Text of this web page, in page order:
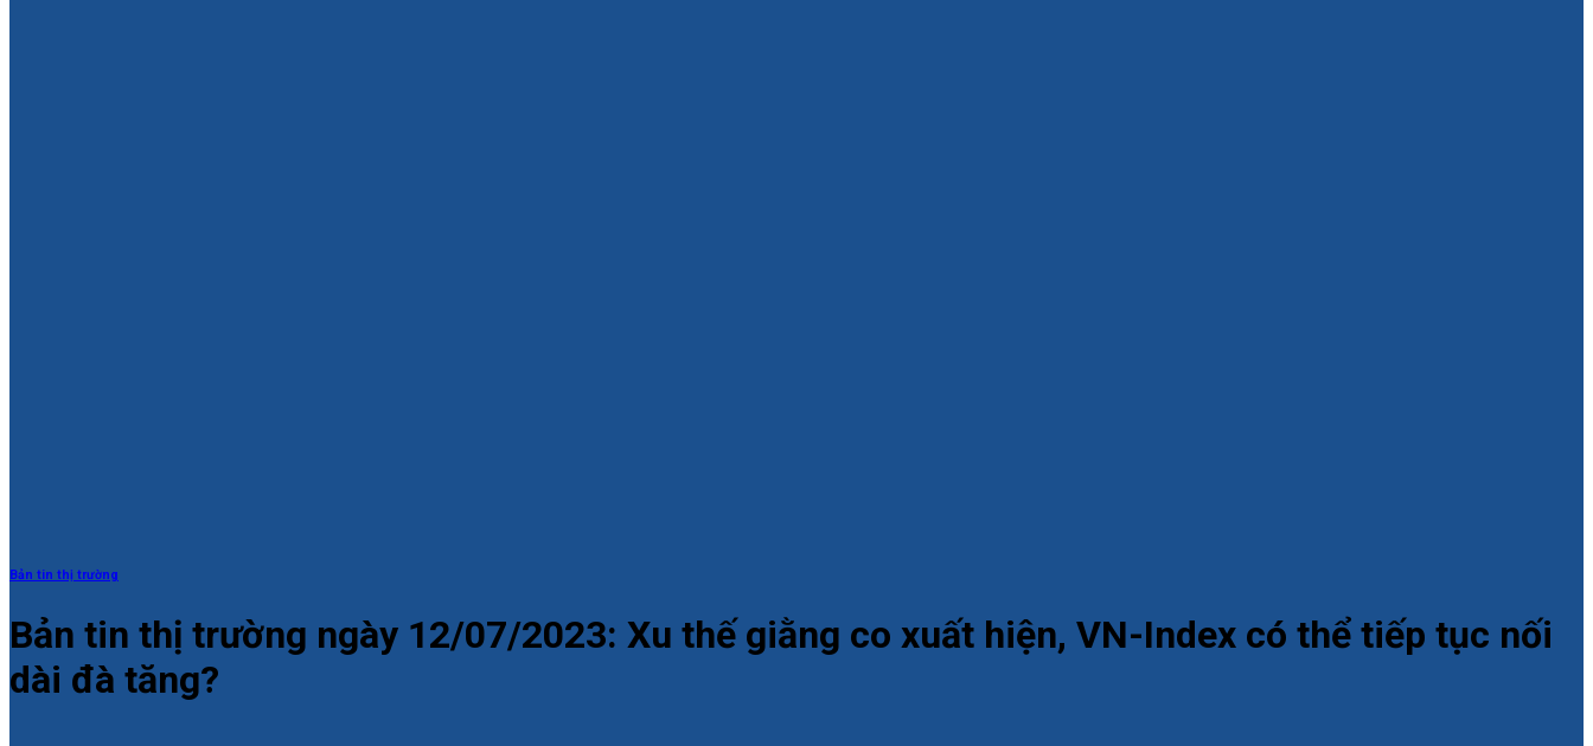
Bản tin thị trường
Bản tin thị trường ngày 12/07/2023: Xu thế giằng co xuất hiện, VN-Index có thể tiếp tục nối
dài đà tăng?